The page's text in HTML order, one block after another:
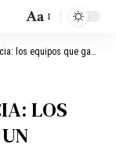
Aa
pese a jugar todo el segundo tiempo en inferioridad númerica
LOS